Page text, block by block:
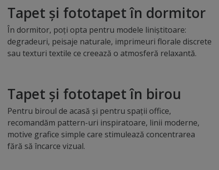
Tapet și fototapet în dormitor
În dormitor, poți opta pentru modele liniștitoare:
degradeuri, peisaje naturale, imprimeuri florale discrete
sau texturi textile ce creează o atmosferă relaxantă.
Tapet și fototapet în birou
Pentru biroul de acasă și pentru spații office,
recomandăm pattern-uri inspiratoare, linii moderne,
motive grafice simple care stimulează concentrarea
fără să încarce vizual.